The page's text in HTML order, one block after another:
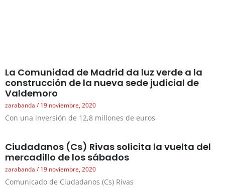
La Comunidad de Madrid da luz verde a la
construcción de la nueva sede judicial de
Valdemoro
zarabanda 19 noviembre, 2020
Con una inversión de 12,8 millones de euros
Ciudadanos (Cs) Rivas solicita la vuelta del
mercadillo de los sábados
zarabanda 19 noviembre, 2020
Comunicado de Ciudadanos (Cs) Rivas